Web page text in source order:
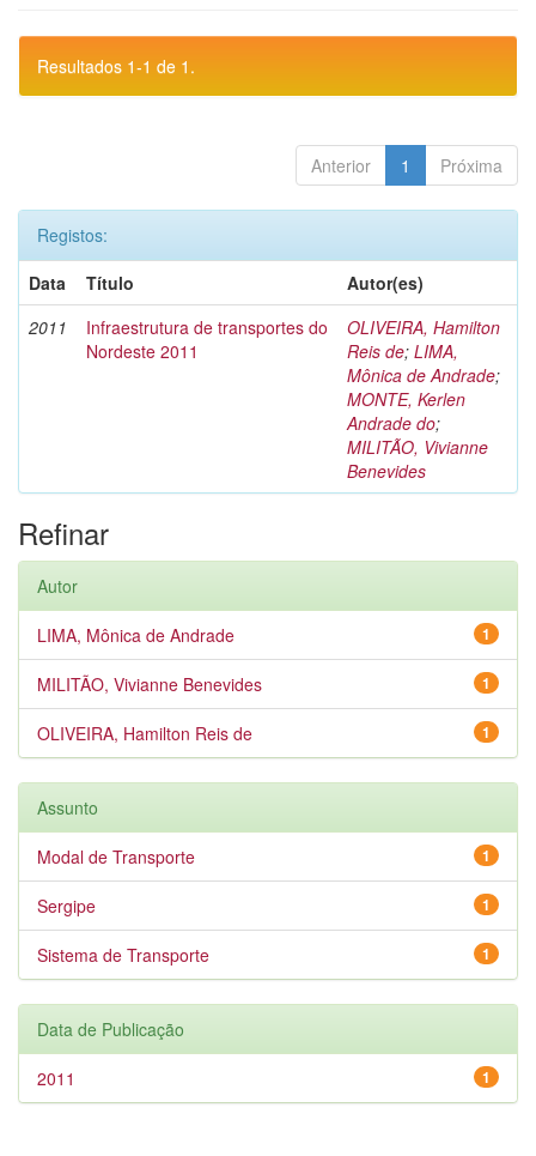
Resultados 1-1 de 1.
Anterior 1 Próxima
Registos:
Data
Título
Autor(es)
2011
Infraestrutura de transportes do
Nordeste 2011
OLIVEIRA, Hamilton
Reis de; LIMA,
Mônica de Andrade;
MONTE, Kerlen
Andrade do;
MILITÃO, Vivianne
Benevides
Refinar
Autor
1
LIMA, Mônica de Andrade
1
MILITÃO, Vivianne Benevides
1
OLIVEIRA, Hamilton Reis de
Assunto
1
Modal de Transporte
1
Sergipe
1
Sistema de Transporte
Data de Publicação
1
2011